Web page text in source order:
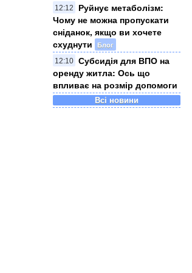
12:12
Руйнує метаболізм:
Чому не можна пропускати
сніданок, якщо ви хочете
схуднути
Блог
12:10 Субсидія для ВПО на
оренду житла: Ось що
впливає на розмір допомоги
Всі новини